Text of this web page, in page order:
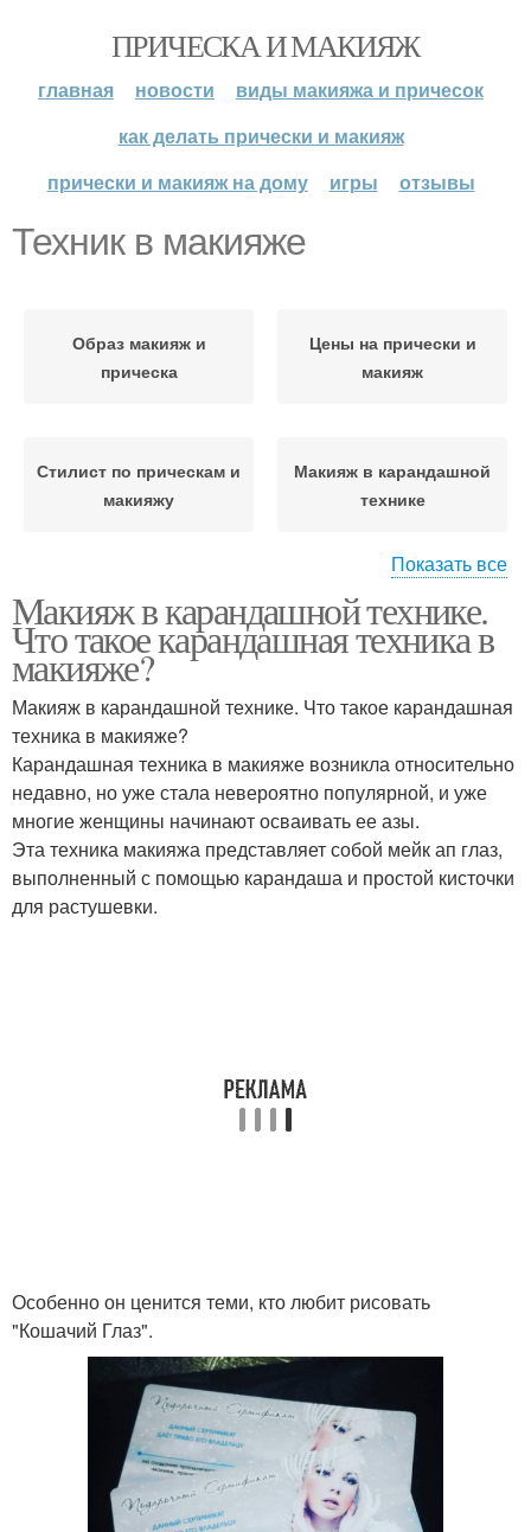
ПРИЧЕСКА И МАКИЯЖ
главная новости
виды макияжа и причесок
как делать прически и макияж
прически и макияж на дому
игры отзывы
Техник в макияже
Образ макияж и
прическа
Цены на прически и
макияж
Стилист по прическам и
макияжу
Макияж в карандашной
технике
Вечерний макияж Карандаши для макияжа
Техник в макияже-петле
Кошачий макияж Карандашный макияж
Показать все
Макияж в карандашной технике.
Что такое карандашная техника в
макияже?
Макияж в карандашной технике. Что такое карандашная
техника в макияже?
Карандашная техника в макияже возникла относительно
недавно, но уже стала невероятно популярной, и уже
многие женщины начинают осваивать ее азы.
Эта техника макияжа представляет собой мейк ап глаз,
выполненный с помощью карандаша и простой кисточки
для растушевки.
Особенно он ценится теми, кто любит рисовать
"Кошачий Глаз".